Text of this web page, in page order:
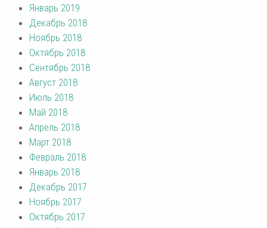
Январь 2019
Декабрь 2018
Ноябрь 2018
Октябрь 2018
Сентябрь 2018
Август 2018
Июль 2018
Май 2018
Апрель 2018
Март 2018
Февраль 2018
Январь 2018
Декабрь 2017
Ноябрь 2017
Октябрь 2017